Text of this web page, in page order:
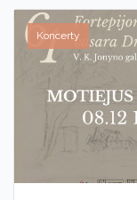
Koncerty